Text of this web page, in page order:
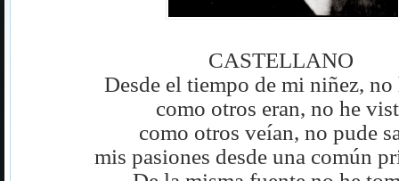
CASTELLANO
Desde el tiempo de mi niñez, no
como otros eran, no he
como otros veían, no pude
mis pasiones desde una común